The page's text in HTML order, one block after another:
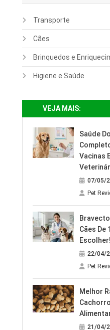
Transporte
Cães
Brinquedos e
Higiene e Saúde
VEJA MAIS:
Saúde
Vacinas
07/05/
Pet
Cães De
Escolher!
22/04/
Pet
Melhor
21/04/